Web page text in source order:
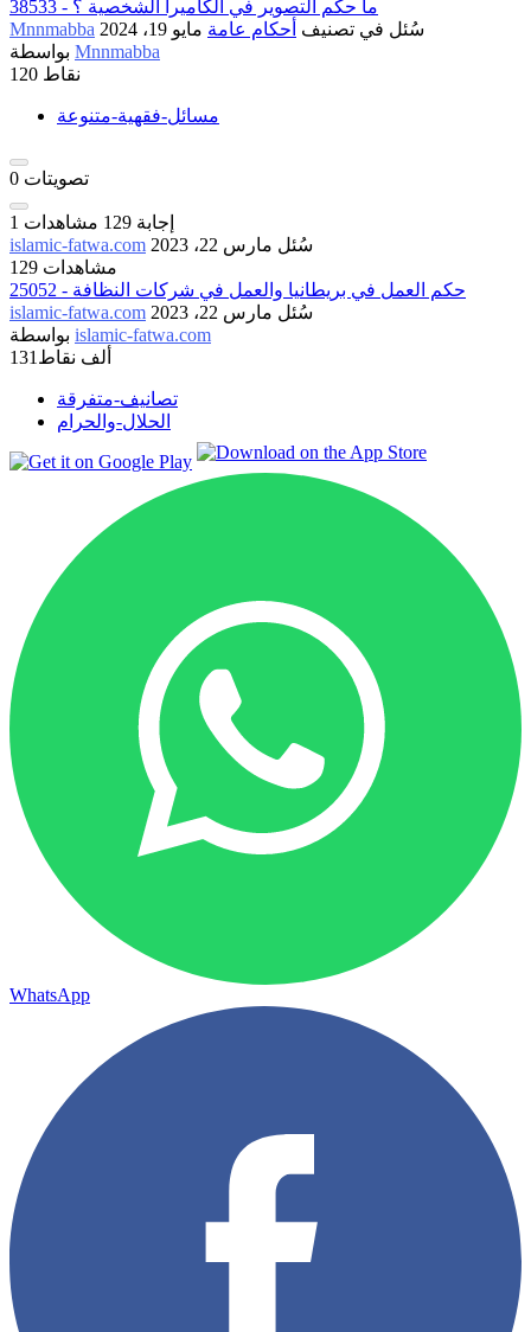
38533 - ما حكم التصوير في الكاميرا الشخصية ؟
Mnnmabba
سُئل في تصنيف أحكام عامة مايو 19، 2024
Mnnmabba
120 نقاط
مسائل-فقهية-متنوعة
0 تصويتات
1 إجابة 129 مشاهدات
islamic-fatwa.com
سُئل مارس 22، 2023
129 مشاهدات
25052 - حكم العمل في بريطانيا والعمل في شركات النظافة
islamic-fatwa.com
سُئل مارس 22، 2023
islamic-fatwa.com
131ألف نقاط
تصانيف-متفرقة
الحلال-والحرام
WhatsApp